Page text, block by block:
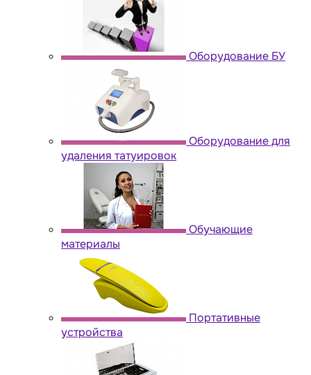
Оборудование БУ
Оборудование для
удаления татуировок
Обучающие
материалы
Портативные
устройства